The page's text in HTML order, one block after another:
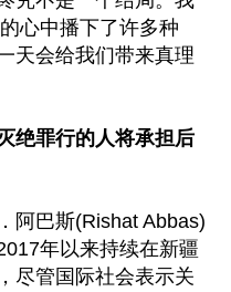
心中播下了许多种
天会给我们带来真理
绝罪行的人将承担后
阿巴斯(Rishat Abbas)
年以来持续在新疆
尽管国际社会表示关